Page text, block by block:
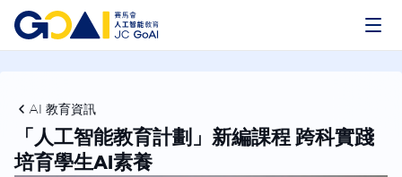
AI 教育資訊
「人工智能教育計劃」新編課程 跨科實踐
培育學生AI素養